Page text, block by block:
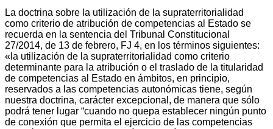
La doctrina sobre la utilización de la supraterritorialidad
como criterio de atribución de competencias al Estado se
recuerda en la sentencia del Tribunal Constitucional
27/2014, de 13 de febrero, FJ 4, en los términos siguientes:
«la utilización de la supraterritorialidad como criterio
determinante para la atribución o el traslado de la titularidad
de competencias al Estado en ámbitos, en principio,
reservados a las competencias autonómicas tiene, según
nuestra doctrina, carácter excepcional, de manera que sólo
podrá tener lugar “cuando no quepa establecer ningún punto
de conexión que permita el ejercicio de las competencias